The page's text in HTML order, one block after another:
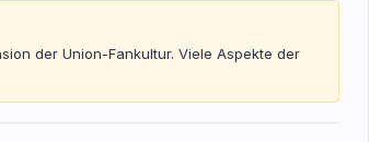
der Union-Fankultur. Viele Aspekte der